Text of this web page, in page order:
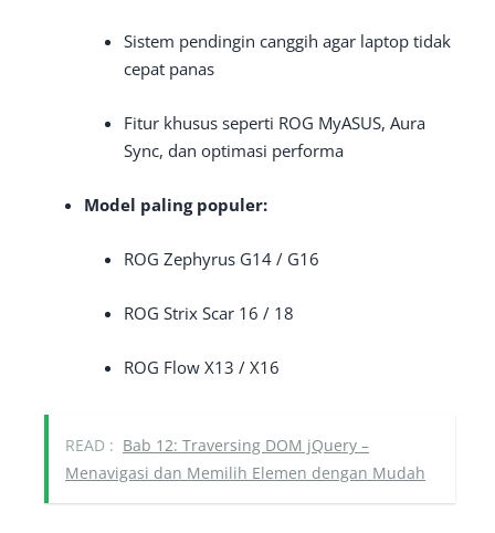
Sistem pendingin canggih agar laptop tidak
cepat panas
Fitur khusus seperti ROG MyASUS, Aura
Sync, dan optimasi performa
Model paling populer:
ROG Zephyrus G14 / G16
ROG Strix Scar 16 / 18
ROG Flow X13 / X16
READ : Bab 12: Traversing DOM jQuery –
Menavigasi dan Memilih Elemen dengan Mudah